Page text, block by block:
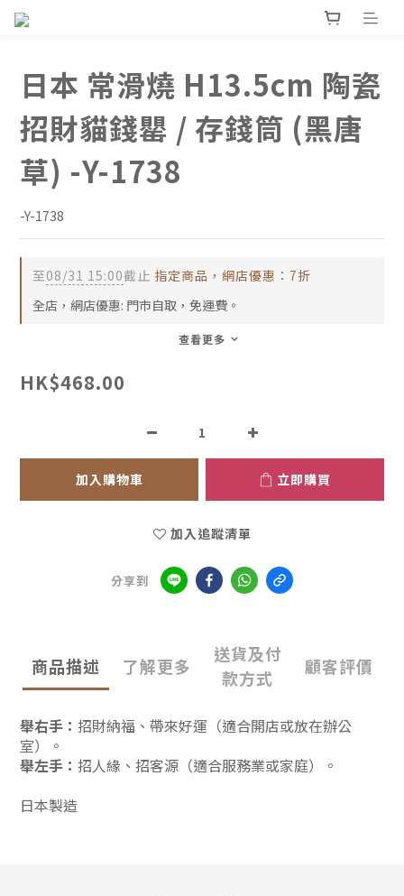
日本 常滑燒 H13.5cm 陶瓷
招財貓錢罌 / 存錢筒 (黑唐
草) -Y-1738
-Y-1738
至08/31 15:00截止 指定商品，網店優惠：7折
全店，網店優惠: 門市自取，免運費。
查看更多
HK$468.00
加入購物車 立即購買
加入追蹤清單
分享到
商品描述 了解更多
送貨及付
款方式
顧客評價
舉右手 ： 招財納福、帶來好運（適合開店或放在辦公
室）。
舉左手 ： 招人緣、招客源（適合服務業或家庭）。
日本製造